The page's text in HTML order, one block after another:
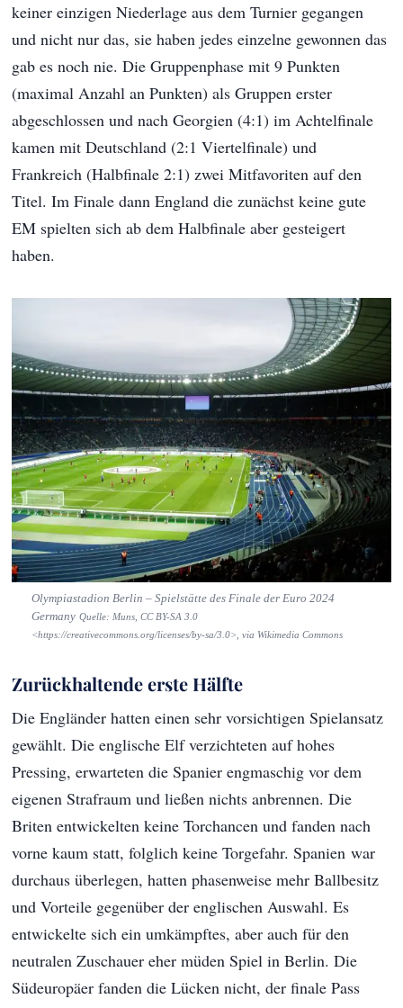
keiner einzigen Niederlage aus dem Turnier gegangen
und nicht nur das, sie haben jedes einzelne gewonnen das
gab es noch nie. Die Gruppenphase mit 9 Punkten
(maximal Anzahl an Punkten) als Gruppen erster
abgeschlossen und nach Georgien (4:1) im Achtelfinale
kamen mit Deutschland (2:1 Viertelfinale) und
Frankreich (Halbfinale 2:1) zwei Mitfavoriten auf den
Titel. Im Finale dann England die zunächst keine gute
EM spielten sich ab dem Halbfinale aber gesteigert
haben.
Olympiastadion Berlin – Spielstätte des Finale der Euro 2024
Germany Quelle: Muns, CC BY-SA 3.0
<https://creativecommons.org/licenses/by-sa/3.0>, via Wikimedia Commons
Zurückhaltende erste Hälfte
Die Engländer hatten einen sehr vorsichtigen Spielansatz
gewählt. Die englische Elf verzichteten auf hohes
Pressing, erwarteten die Spanier engmaschig vor dem
eigenen Strafraum und ließen nichts anbrennen. Die
Briten entwickelten keine Torchancen und fanden nach
vorne kaum statt, folglich keine Torgefahr. Spanien war
durchaus überlegen, hatten phasenweise mehr Ballbesitz
und Vorteile gegenüber der englischen Auswahl. Es
entwickelte sich ein umkämpftes, aber auch für den
neutralen Zuschauer eher müden Spiel in Berlin. Die
Südeuropäer fanden die Lücken nicht, der finale Pass